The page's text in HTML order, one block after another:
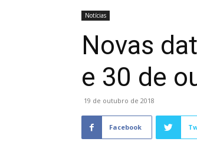
Notícias
Novas
e 30 de
19 de outubro de 2018
Facebook